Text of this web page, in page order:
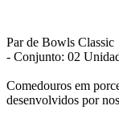
Par de Bowls Classic
- Conjunto: 02
Comedouros em
desenvolvidos por